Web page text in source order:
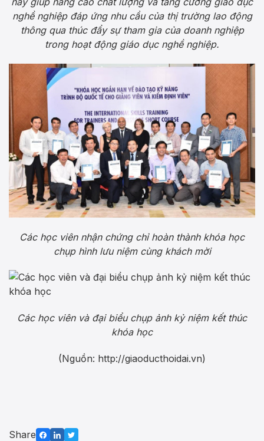
nghề nghiệp đáp ứng nhu cầu của thị trường lao động
thông qua thúc đẩy sự tham gia của doanh nghiệp
trong hoạt động giáo dục nghề nghiệp.
Các học viên nhận chứng chỉ hoàn thành khóa học
chụp hình lưu niệm cùng khách mời
Các học viên và đại biểu chụp ảnh kỷ niệm kết thúc
khóa học
(Nguồn: http://giaoducthoidai.vn)
Share